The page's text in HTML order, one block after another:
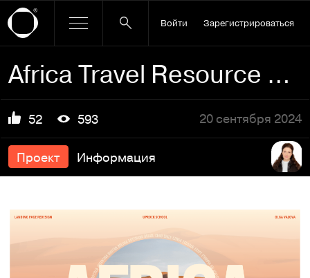
Войти Зарегистрироваться
Africa Travel Resource |Langing page Redesign
52 593 20 сентября 2024
Проект Информация